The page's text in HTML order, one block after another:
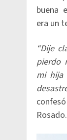
buena
era un
“Dije
pierdo
mi hija
Rosado.